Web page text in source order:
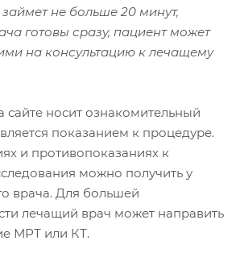
не больше 20 минут,
готовы сразу, пациент может
на консультацию к лечащему
носит ознакомительный
показанием к процедуре.
и противопоказаниях к
можно получить у
врача. Для большей
лечащий врач может направить
МРТ или КТ.